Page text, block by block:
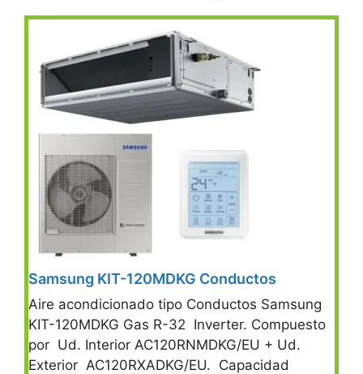
Samsung KIT-120MDKG Conductos
Aire acondicionado tipo Conductos Samsung
KIT-120MDKG Gas R-32 Inverter. Compuesto
por Ud. Interior AC120RNMDKG/EU + Ud.
Exterior AC120RXADKG/EU. Capacidad